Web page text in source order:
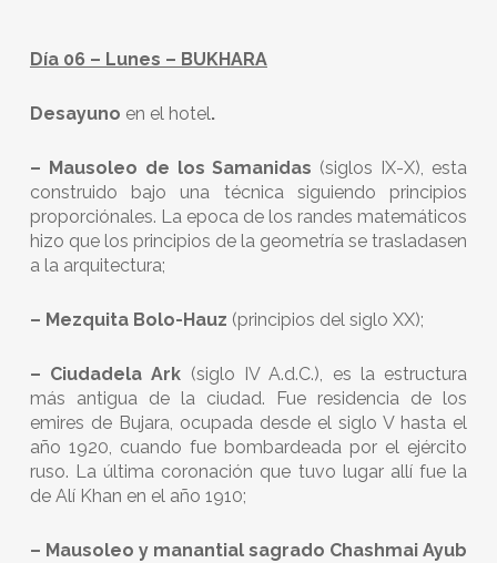
Día 06 – Lunes – BUKHARA
Desayuno en el hotel.
– Mausoleo de los Samanidas (siglos IX-X), esta
construido bajo una técnica siguiendo principios
proporciónales. La epoca de los randes matemáticos
hizo que los principios de la geometría se trasladasen
a la arquitectura;
– Mezquita Bolo-Hauz (principios del siglo XX);
– Ciudadela Ark (siglo IV A.d.C.), es la estructura
más antigua de la ciudad. Fue residencia de los
emires de Bujara, ocupada desde el siglo V hasta el
año 1920, cuando fue bombardeada por el ejército
ruso. La última coronación que tuvo lugar allí fue la
de Alí Khan en el año 1910;
– Mausoleo y manantial sagrado Chashmai Ayub